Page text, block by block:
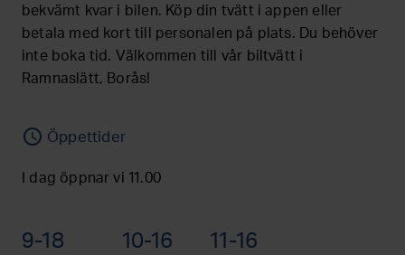
bekvämt kvar i bilen. Köp din tvätt i appen eller
betala med kort till personalen på plats. Du behöver
inte boka tid. Välkommen till vår biltvätt i
Ramnaslätt, Borås!
access_time Öppettider
I dag öppnar vi 11.00
9-18 10-16 11-16